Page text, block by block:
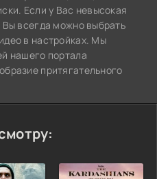
Если у Вас невысокая
Вы всегда можно выбрать
в настройках. Мы
нашего портала
притягательного